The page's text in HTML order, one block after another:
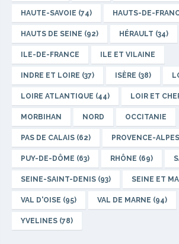
HAUTE-SAVOIE (74) HAUTS-DE-
HAUTS DE SEINE (92) HÉRAULT (34)
ILE-DE-FRANCE ILE ET VILAINE
INDRE ET LOIRE (37) ISÈRE (38)
LOIRE ATLANTIQUE (44) LOIR ET
MORBIHAN NORD OCCITANIE
PAS DE CALAIS (62) PROVENCE-
PUY-DE-DÔME (63) RHÔNE (69)
SEINE-SAINT-DENIS (93) SEINE ET
VAL D'OISE (95) VAL DE MARNE (94)
YVELINES (78)